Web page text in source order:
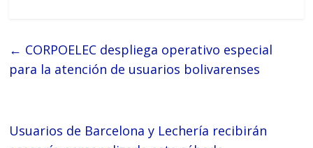
← CORPOELEC despliega operativo especial
para la atención de usuarios bolivarenses
Usuarios de Barcelona y Lechería recibirán